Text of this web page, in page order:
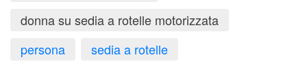
donna su sedia a rotelle motorizzata
persona
sedia a rotelle